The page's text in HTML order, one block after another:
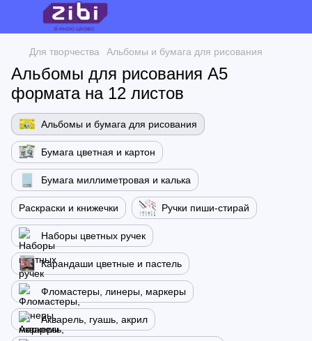
Для творчества Альбомы и бумага для рисования
Альбомы для рисования А5
формата на 12 листов
Альбомы и бумага для рисования
Бумага цветная и картон
Бумага миллиметровая и калька
Раскраски и книжечки Ручки пиши-стирай
Наборы цветных ручек
Карандаши цветные и пастель
Фломастеры, линеры, маркеры
Акварель, гуашь, акрил